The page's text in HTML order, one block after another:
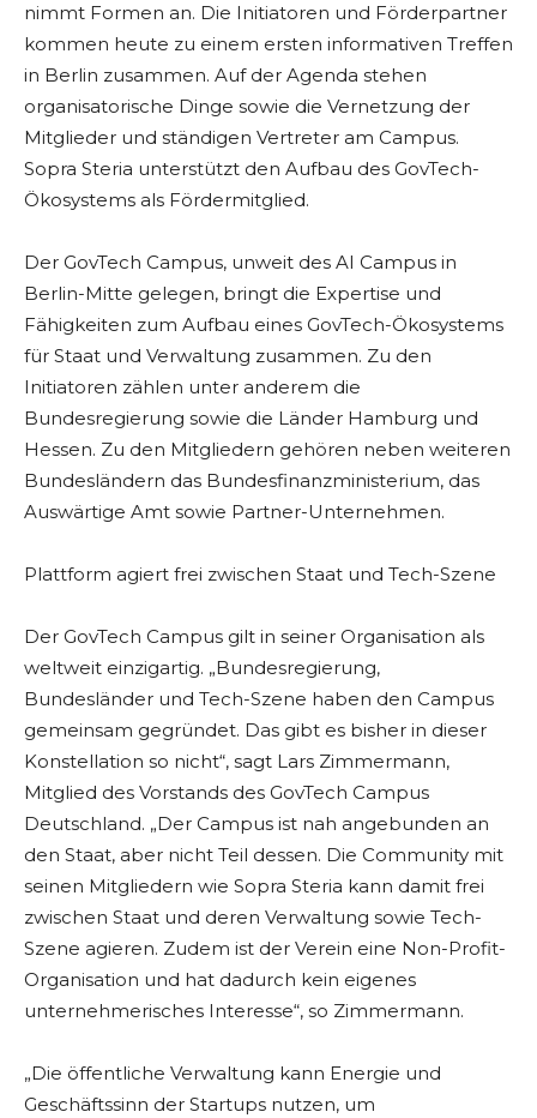
nimmt Formen an. Die Initiatoren und Förderpartner
kommen heute zu einem ersten informativen Treffen
in Berlin zusammen. Auf der Agenda stehen
organisatorische Dinge sowie die Vernetzung der
Mitglieder und ständigen Vertreter am Campus.
Sopra Steria unterstützt den Aufbau des GovTech-
Ökosystems als Fördermitglied.
Der GovTech Campus, unweit des AI Campus in
Berlin-Mitte gelegen, bringt die Expertise und
Fähigkeiten zum Aufbau eines GovTech-Ökosystems
für Staat und Verwaltung zusammen. Zu den
Initiatoren zählen unter anderem die
Bundesregierung sowie die Länder Hamburg und
Hessen. Zu den Mitgliedern gehören neben weiteren
Bundesländern das Bundesfinanzministerium, das
Auswärtige Amt sowie Partner-Unternehmen.
Plattform agiert frei zwischen Staat und Tech-Szene
Der GovTech Campus gilt in seiner Organisation als
weltweit einzigartig. „Bundesregierung,
Bundesländer und Tech-Szene haben den Campus
gemeinsam gegründet. Das gibt es bisher in dieser
Konstellation so nicht“, sagt Lars Zimmermann,
Mitglied des Vorstands des GovTech Campus
Deutschland. „Der Campus ist nah angebunden an
den Staat, aber nicht Teil dessen. Die Community mit
seinen Mitgliedern wie Sopra Steria kann damit frei
zwischen Staat und deren Verwaltung sowie Tech-
Szene agieren. Zudem ist der Verein eine Non-Profit-
Organisation und hat dadurch kein eigenes
unternehmerisches Interesse“, so Zimmermann.
„Die öffentliche Verwaltung kann Energie und
Geschäftssinn der Startups nutzen, um